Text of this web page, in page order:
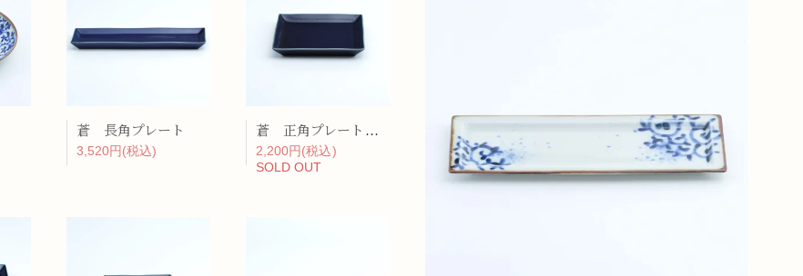
蒼 長角プレート
3,520円(税込)
蒼 正角プレート（中）
2,200円(税込)
SOLD OUT